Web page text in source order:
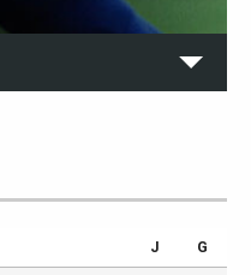
J G